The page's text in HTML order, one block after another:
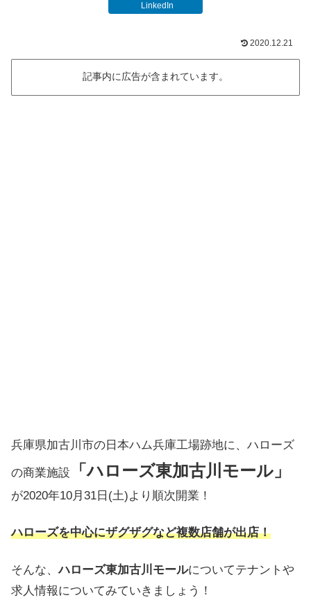
LinkedIn
2020.12.21
記事内に広告が含まれています。
兵庫県加古川市の日本ハム兵庫工場跡地に、ハローズ
の商業施設 「ハローズ東加古川モール」
が2020年10月31日(土)より順次開業！
ハローズを中心にザグザグなど複数店舗が出店！
そんな、ハローズ東加古川モールについてテナントや
求人情報についてみていきましょう！